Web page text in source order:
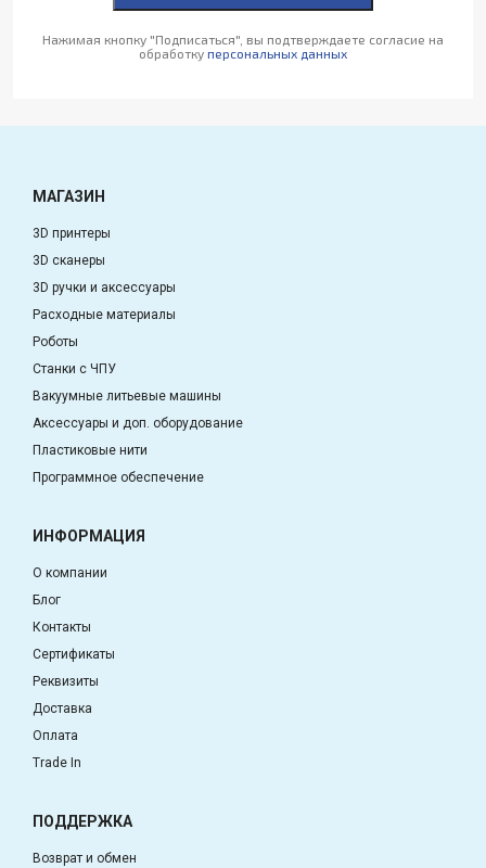
Нажимая кнопку "Подписаться", вы подтверждаете согласие на
обработку персональных данных
МАГАЗИН
3D принтеры
3D сканеры
3D ручки и аксессуары
Расходные материалы
Роботы
Станки с ЧПУ
Вакуумные литьевые машины
Аксессуары и доп. оборудование
Пластиковые нити
Программное обеспечение
ИНФОРМАЦИЯ
О компании
Блог
Контакты
Сертификаты
Реквизиты
Доставка
Оплата
Trade In
ПОДДЕРЖКА
Возврат и обмен